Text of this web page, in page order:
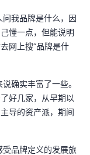
我品牌是什么，因
懂一点，但能说明
网上搜“品牌是什
确实丰富了一些。
好几家，从早期以
导的资产派，期间
品牌定义的发展旅